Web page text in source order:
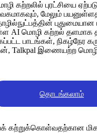
கற்றலில் புரட்சியை
மேலும்
AI மொழி கற்றல் தளமாக
பாடங்கள், நிகழ்நேர
Talkpal இணையற்ற
தொடங்கலாம்
கற்றுக்கொள்வதற்கான